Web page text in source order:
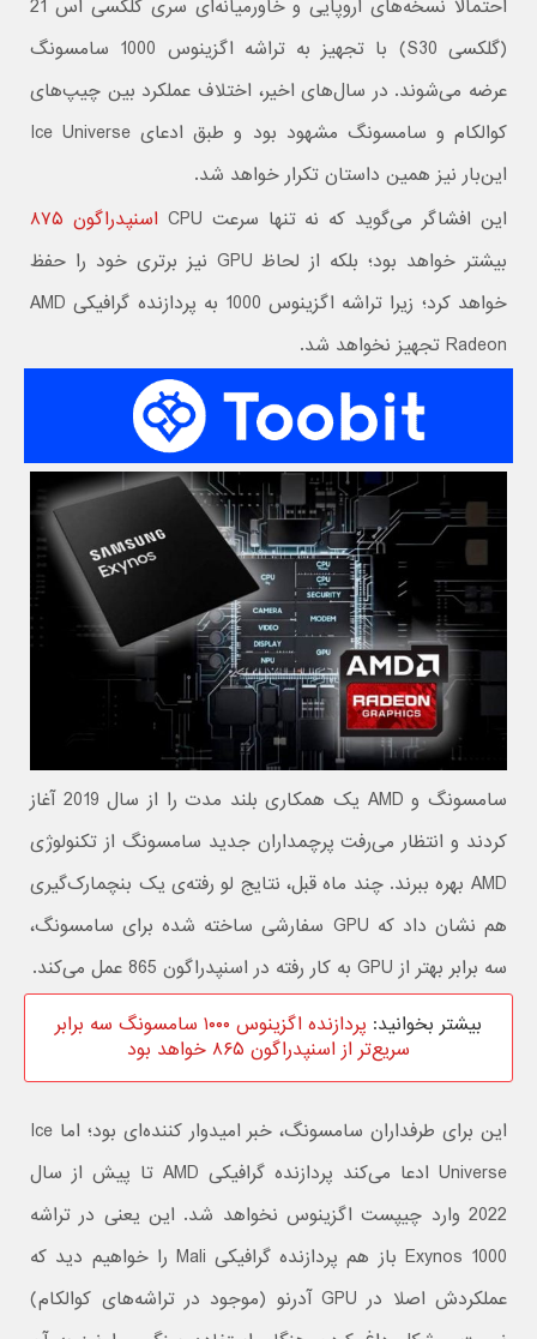
احتمالا نسخه‌های اروپایی و خاورمیانه‌ای سری گلکسی اس 21
(گلکسی S30) با تجهیز به تراشه اگزینوس 1000 سامسونگ
عرضه می‌شوند. در سال‌های اخیر، اختلاف عملکرد بین چیپ‌های
کوالکام و سامسونگ مشهود بود و طبق ادعای Ice Universe
این‌بار نیز همین داستان تکرار خواهد شد.
این افشاگر می‌گوید که نه تنها سرعت CPU
اسنپدراگون ۸۷۵
بیشتر خواهد بود؛ بلکه از لحاظ GPU نیز برتری خود را حفظ
خواهد کرد؛ زیرا تراشه اگزینوس 1000 به پردازنده گرافیکی AMD
Radeon تجهیز نخواهد شد.
سامسونگ و AMD یک همکاری بلند مدت را از سال 2019 آغاز
کردند و انتظار می‌رفت پرچمداران جدید سامسونگ از تکنولوژی
AMD بهره ببرند. چند ماه قبل، نتایج لو رفته‌ی یک بنچمارک‌گیری
هم نشان داد که GPU سفارشی ساخته شده برای سامسونگ،
سه برابر بهتر از GPU به کار رفته در اسنپدراگون 865 عمل می‌کند.
بیشتر بخوانید:
پردازنده اگزینوس ۱۰۰۰ سامسونگ سه برابر
سریع‌تر از اسنپدراگون ۸۶۵ خواهد بود
این برای طرفداران سامسونگ، خبر امیدوار کننده‌ای بود؛ اما Ice
Universe ادعا می‌کند پردازنده گرافیکی AMD تا پیش از سال
2022 وارد چیپست اگزینوس نخواهد شد. این یعنی در تراشه
Exynos 1000 باز هم پردازنده گرافیکی Mali را خواهیم دید که
عملکردش اصلا در GPU آدرنو (موجود در تراشه‌های کوالکام)